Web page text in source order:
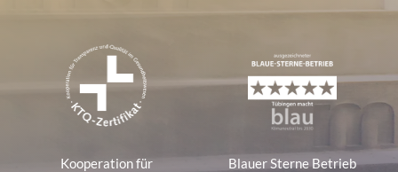
Kooperation für
Blauer Sterne Betrieb